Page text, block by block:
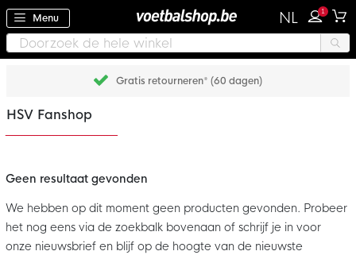
Menu NL 1
Gratis retourneren* (60 dagen)
HSV Fanshop
Geen resultaat gevonden
We hebben op dit moment geen producten gevonden. Probeer
het nog eens via de zoekbalk bovenaan of schrijf je in voor
onze nieuwsbrief en blijf op de hoogte van de nieuwste